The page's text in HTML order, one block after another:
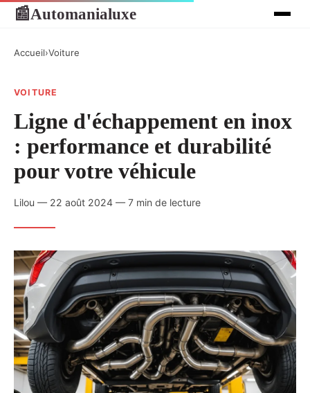
📰Automanialuxe
Accueil›Voiture
VOITURE
Ligne d'échappement en inox
: performance et durabilité
pour votre véhicule
Lilou — 22 août 2024 — 7 min de lecture